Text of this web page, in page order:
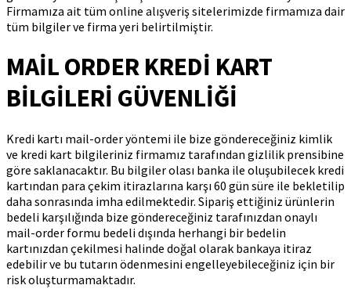
Firmamıza ait tüm online alışveriş sitelerimizde firmamıza dair
tüm bilgiler ve firma yeri belirtilmiştir.
MAİL ORDER KREDİ KART
BİLGİLERİ GÜVENLİĞİ
Kredi kartı mail-order yöntemi ile bize göndereceğiniz kimlik
ve kredi kart bilgileriniz firmamız tarafından gizlilik prensibine
göre saklanacaktır. Bu bilgiler olası banka ile oluşubilecek kredi
kartından para çekim itirazlarına karşı 60 gün süre ile bekletilip
daha sonrasında imha edilmektedir. Sipariş ettiğiniz ürünlerin
bedeli karşılığında bize göndereceğiniz tarafınızdan onaylı
mail-order formu bedeli dışında herhangi bir bedelin
kartınızdan çekilmesi halinde doğal olarak bankaya itiraz
edebilir ve bu tutarın ödenmesini engelleyebileceğiniz için bir
risk oluşturmamaktadır.